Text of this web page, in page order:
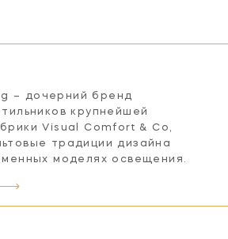
– дочерний бренд
крупнейшей
Visual Comfort & Co,
традиции дизайна
моделях освещения.